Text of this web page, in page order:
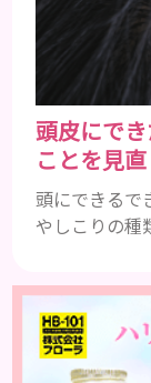
けても手足が
でいる方は、
頭皮にで
ことを見
頭にできるで
やしこりの種
も違いますし
はどんな病気
のやしこりが
存知の方もい